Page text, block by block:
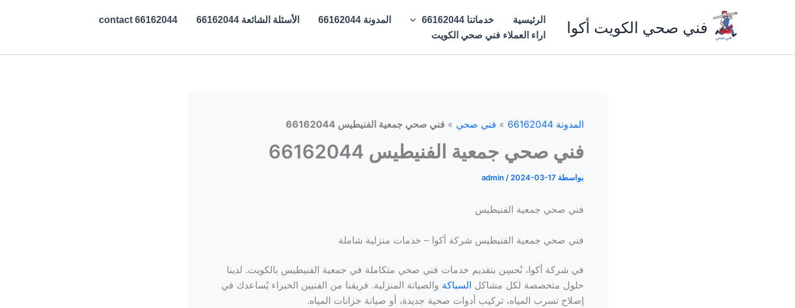
فني صحي الكويت أكوا الرئيسية خدماتنا 66162044 المدونة 66162044 الأسئلة الشائعة 66162044
contact 66162044
اراء العملاء فني صحي الكويت
المدونة 66162044 » فني صحي » فني صحي جمعية الفنيطيس 66162044
فني صحي جمعية الفنيطيس 66162044
بواسطة admin / 2024-03-17
فني صحي جمعية الفنيطيس
فني صحي جمعية الفنيطيس شركة أكوا – خدمات منزلية شاملة
في شركة أكوا، نُحسِن بتقديم خدمات فني صحي متكاملة في جمعية الفنيطيس بالكويت. لدينا
حلول متخصصة لكل مشاكل السباكة والصيانة المنزلية. فريقنا من الفنيين الخبراء يُساعدك في
إصلاح تسرب المياه، تركيب أدوات صحية جديدة، أو صيانة خزانات المياه.